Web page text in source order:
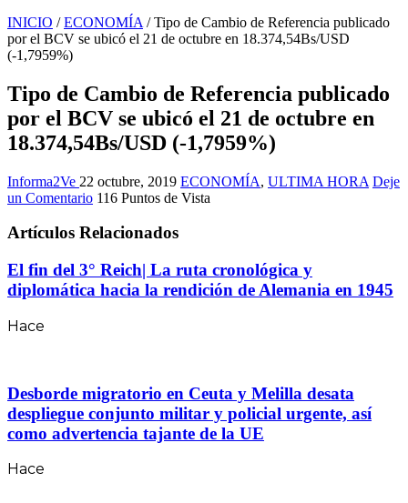
INICIO / ECONOMÍA / Tipo de Cambio de Referencia publicado
por el BCV se ubicó el 21 de octubre en 18.374,54Bs/USD
(-1,7959%)
Tipo de Cambio de Referencia publicado
por el BCV se ubicó el 21 de octubre en
18.374,54Bs/USD (-1,7959%)
Informa2Ve 22 octubre, 2019 ECONOMÍA, ULTIMA HORA Deje
un Comentario 116 Puntos de Vista
Artículos Relacionados
El fin del 3° Reich| La ruta cronológica y
diplomática hacia la rendición de Alemania en 1945
Hace
Desborde migratorio en Ceuta y Melilla desata
despliegue conjunto militar y policial urgente, así
como advertencia tajante de la UE
Hace